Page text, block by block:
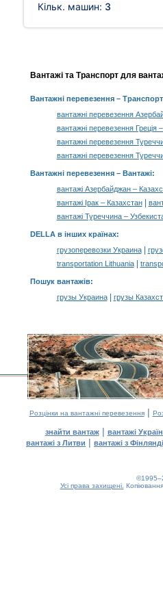
Кільк. машин: 3
Вантажі та Транспорт для
Вантажні перевезення–
вантажні перевезення
вантажні перевезення Греція
вантажні перевезення
вантажні перевезення
Вантажні перевезення – Вантажі:
вантажі Азербайджан –
вантажі Ірак – Казахстан|
вантажі Туреччина –
DELLA в інших країнах:
грузоперевозки Украина|
transportation Lithuania|
Пошук вантажів:
грузы Украина| грузы
Розцінки на вантажні перевезення|
знайти вантаж| вантажі
вантажі з Литви | вантажі з
Усі права захищені.